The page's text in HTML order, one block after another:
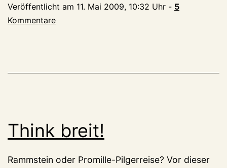
Veröffentlicht am 11. Mai 2009, 10:32 Uhr - 5
Kommentare
Think breit!
Rammstein oder Promille-Pilgerreise? Vor dieser